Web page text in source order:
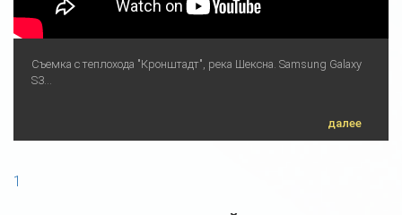
Съемка с теплохода "Кронштадт", река Шексна. Samsung Galaxy
S3...
далее
1